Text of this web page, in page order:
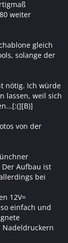
weiter
gleich
solange der
nötig. Ich würde
lassen, weil sich
von der
Aufbau ist
bei
12V=
einfach und
Nadeldruckern